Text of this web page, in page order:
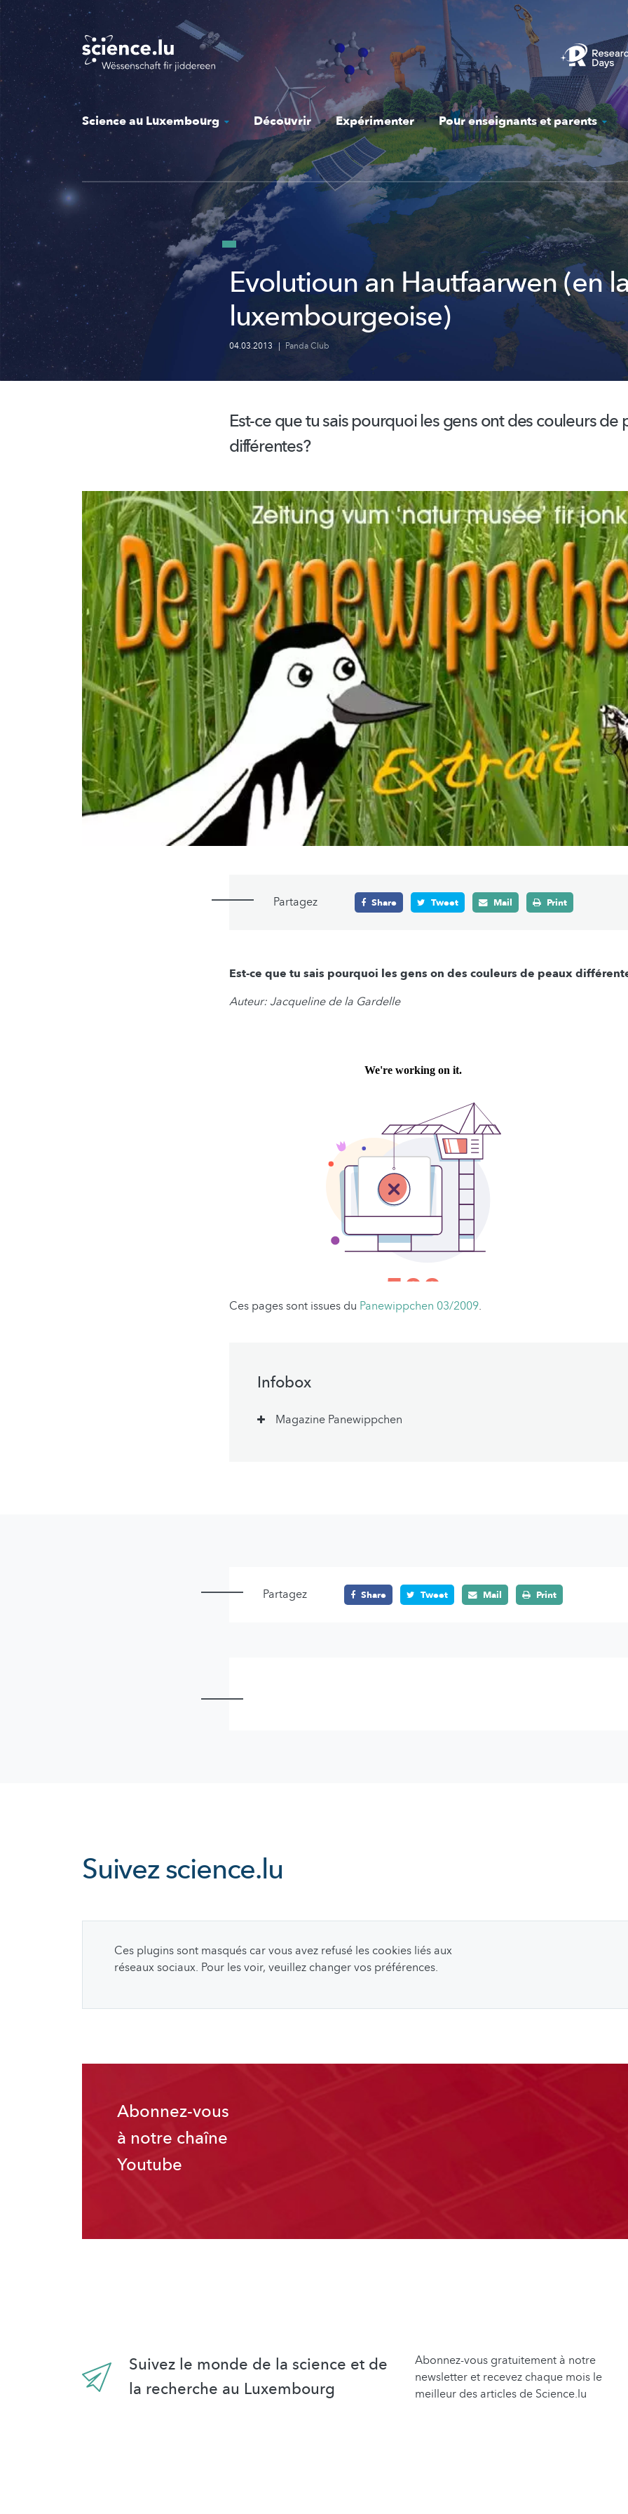
Skip
main
content
Science au Luxembourg Découvrir Expérimenter Pour enseignants et parents
Evolutioun an Hautfaarwen (en
luxembourgeoise)
04.03.2013 | Panda Club
Est-ce que tu sais pourquoi les gens ont des couleurs de
différentes?
Partagez Share Tweet Mail Print
Est-ce que tu sais pourquoi les gens on des couleurs de peaux
Auteur: Jacqueline de la Gardelle
Ces pages sont issues du Panewippchen 03/2009.
Infobox
Magazine Panewippchen
Partagez Share Tweet Mail Print
Suivezscience.lu
Ces plugins sont masqués car vous avez refusé les cookies liés aux
réseaux sociaux. Pour les voir, veuillez changer vos préférences.
Abonnez-vous
à notre chaîne
Youtube
Suivez le monde de la science et de
la recherche au Luxembourg
Abonnez-vous gratuitement à notre
newsletter et recevez chaque mois le
meilleur des articles de Science.lu